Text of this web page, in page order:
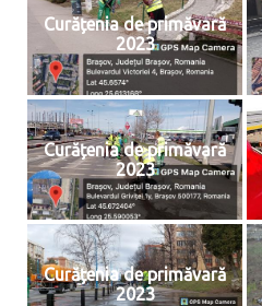
Curățenia de primăvară
2023
Curățenia de primăvară
2023
Curățenia de primăvară
2023